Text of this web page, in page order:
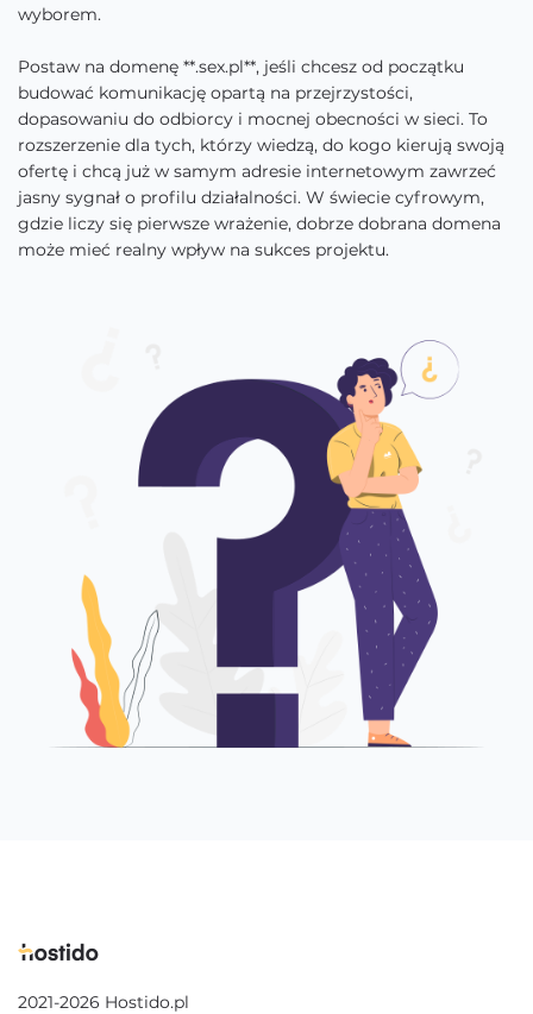
wyborem.
Postaw na domenę **.sex.pl**, jeśli chcesz od początku
budować komunikację opartą na przejrzystości,
dopasowaniu do odbiorcy i mocnej obecności w sieci. To
rozszerzenie dla tych, którzy wiedzą, do kogo kierują swoją
ofertę i chcą już w samym adresie internetowym zawrzeć
jasny sygnał o profilu działalności. W świecie cyfrowym,
gdzie liczy się pierwsze wrażenie, dobrze dobrana domena
może mieć realny wpływ na sukces projektu.
2021-2026 Hostido.pl